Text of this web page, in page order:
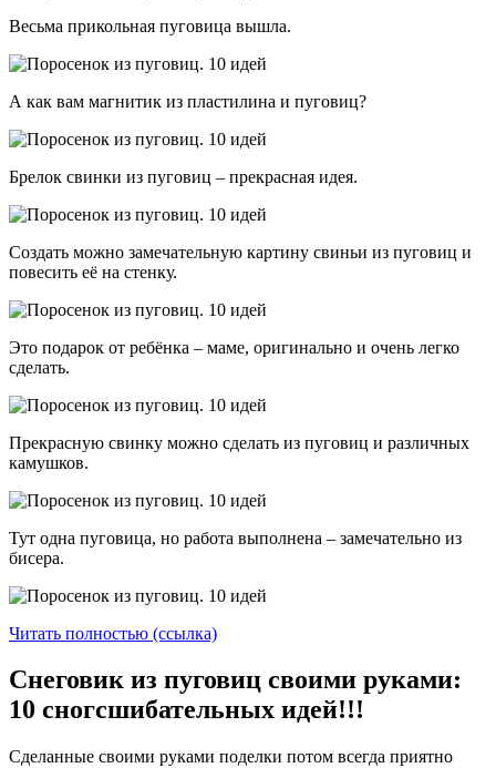
Весьма прикольная пуговица вышла.
А как вам магнитик из пластилина и пуговиц?
Брелок свинки из пуговиц – прекрасная идея.
Создать можно замечательную картину свиньи из пуговиц и
повесить её на стенку.
Это подарок от ребёнка – маме, оригинально и очень легко
сделать.
Прекрасную свинку можно сделать из пуговиц и различных
камушков.
Тут одна пуговица, но работа выполнена – замечательно из
бисера.
Читать полностью (ссылка)
Снеговик из пуговиц своими руками:
10 сногсшибательных идей!!!
Сделанные своими руками поделки потом всегда приятно